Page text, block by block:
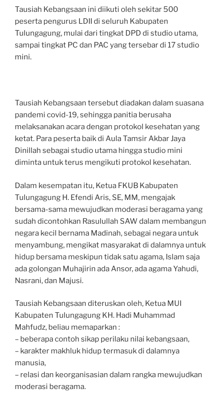
Tausiah Kebangsaan ini diikuti oleh sekitar 500
peserta pengurus LDII di seluruh Kabupaten
Tulungagung, mulai dari tingkat DPD di studio utama,
sampai tingkat PC dan PAC yang tersebar di 17 studio
mini.
Tausiah Kebangsaan tersebut diadakan dalam suasana
pandemi covid-19, sehingga panitia berusaha
melaksanakan acara dengan protokol kesehatan yang
ketat. Para peserta baik di Aula Tamsir Akbar Jaya
Dinillah sebagai studio utama hingga studio mini
diminta untuk terus mengikuti protokol kesehatan.
Dalam kesempatan itu, Ketua FKUB Kabupaten
Tulungagung H. Efendi Aris, SE, MM, mengajak
bersama-sama mewujudkan moderasi beragama yang
sudah dicontohkan Rasulullah SAW dalam membangun
negara kecil bernama Madinah, sebagai negara untuk
menyambung, mengikat masyarakat di dalamnya untuk
hidup bersama meskipun tidak satu agama, Islam saja
ada golongan Muhajirin ada Ansor, ada agama Yahudi,
Nasrani, dan Majusi.
Tausiah Kebangsaan diteruskan oleh, Ketua MUI
Kabupaten Tulungagung KH. Hadi Muhammad
Mahfudz, beliau memaparkan :
– beberapa contoh sikap perilaku nilai kebangsaan,
– karakter makhluk hidup termasuk di dalamnya
manusia,
– relasi dan keorganisasian dalam rangka mewujudkan
moderasi beragama.